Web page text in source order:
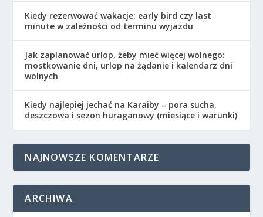
Kiedy rezerwować wakacje: early bird czy last
minute w zależności od terminu wyjazdu
Jak zaplanować urlop, żeby mieć więcej wolnego:
mostkowanie dni, urlop na żądanie i kalendarz dni
wolnych
Kiedy najlepiej jechać na Karaiby – pora sucha,
deszczowa i sezon huraganowy (miesiące i warunki)
NAJNOWSZE KOMENTARZE
ARCHIWA